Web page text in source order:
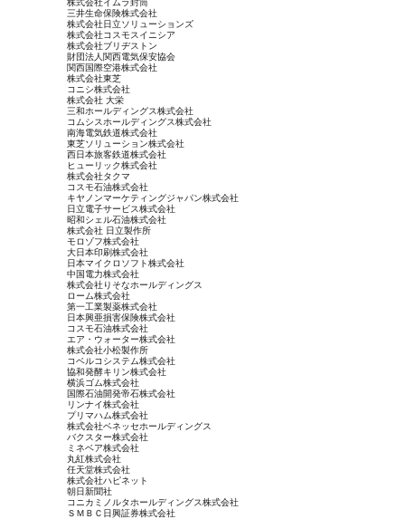
三井生命保険株式会社
株式会社日立ソリューションズ
株式会社コスモスイニシア
株式会社ブリヂストン
財団法人関西電気保安協会
関西国際空港株式会社
株式会社東芝
コニシ株式会社
株式会社 大栄
三和ホールディングス株式会社
コムシスホールディングス株式会社
南海電気鉄道株式会社
東芝ソリューション株式会社
西日本旅客鉄道株式会社
ヒューリック株式会社
株式会社タクマ
コスモ石油株式会社
キヤノンマーケティングジャパン株式会社
日立電子サービス株式会社
昭和シェル石油株式会社
株式会社 日立製作所
モロゾフ株式会社
大日本印刷株式会社
日本マイクロソフト株式会社
中国電力株式会社
株式会社りそなホールディングス
ローム株式会社
第一工業製薬株式会社
日本興亜損害保険株式会社
コスモ石油株式会社
エア・ウォーター株式会社
株式会社小松製作所
コベルコシステム株式会社
協和発酵キリン株式会社
横浜ゴム株式会社
国際石油開発帝石株式会社
リンナイ株式会社
プリマハム株式会社
株式会社ベネッセホールディングス
バクスター株式会社
ミネベア株式会社
丸紅株式会社
任天堂株式会社
株式会社ハピネット
朝日新聞社
コニカミノルタホールディングス株式会社
ＳＭＢＣ日興証券株式会社